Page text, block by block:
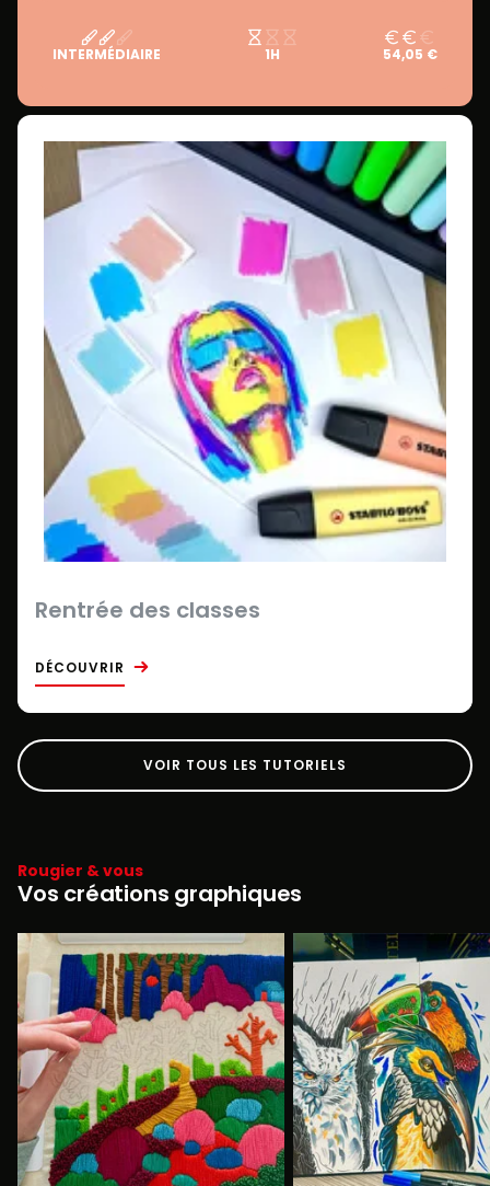
INTERMÉDIAIRE 1H 54,05 €
Rentrée des classes
DÉCOUVRIR
VOIR TOUS LES TUTORIELS
Rougier & vous
Vos créations graphiques